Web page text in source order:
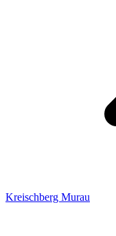
Kreischberg Murau